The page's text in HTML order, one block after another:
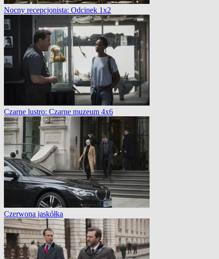
Nocny recepcjonista: Odcinek 1x2
Czarne lustro: Czarne muzeum 4x6
Czerwona jaskółka